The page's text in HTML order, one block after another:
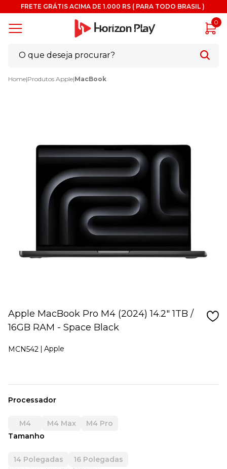
FRETE GRÁTIS ACIMA DE 1.000 RS ( PARA TODO BRASIL )
0
Home|Produtos Apple|MacBook
Apple MacBook Pro M4 (2024) 14.2" 1TB /
16GB RAM - Space Black
MCN542 Apple
Processador
M4 M4 Max
M4 Pro
Tamanho
14 Polegadas
16 Polegadas